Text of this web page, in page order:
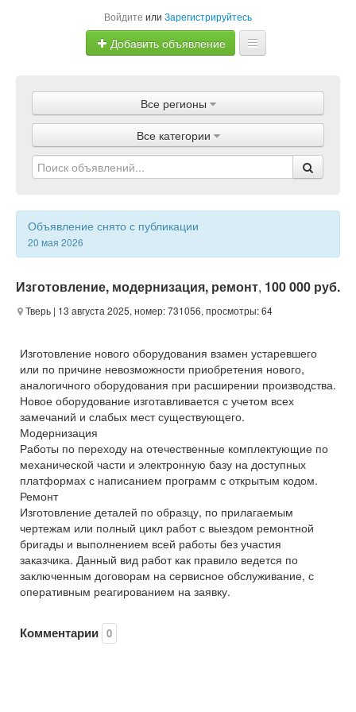
Войдите или Зарегистрируйтесь
Добавить объявление
Объявления
Магазины
Услуги
Статьи
Все регионы
Все категории
Объявление снято с публикации
20 мая 2026
Изготовление, модернизация, ремонт, 100 000 руб.
Тверь | 13 августа 2025, номер: 731056, просмотры: 64
Изготовление нового оборудования взамен устаревшего
или по причине невозможности приобретения нового,
аналогичного оборудования при расширении производства.
Новое оборудование изготавливается с учетом всех
замечаний и слабых мест существующего.
Модернизация
Работы по переходу на отечественные комплектующие по
механической части и электронную базу на доступных
платформах с написанием программ с открытым кодом.
Ремонт
Изготовление деталей по образцу, по прилагаемым
чертежам или полный цикл работ с выездом ремонтной
бригады и выполнением всей работы без участия
заказчика. Данный вид работ как правило ведется по
заключенным договорам на сервисное обслуживание, с
оперативным реагированием на заявку.
Комментарии 0